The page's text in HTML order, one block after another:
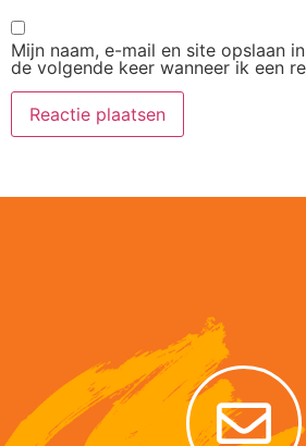
Mijn naam, e-mail en site opslaan
de volgende keer wanneer ik een